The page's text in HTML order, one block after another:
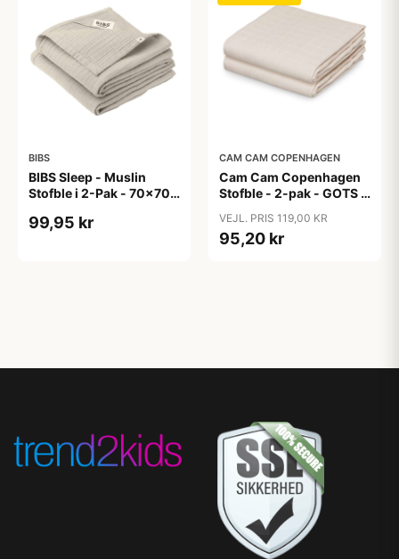
BIBS
BIBS Sleep - Muslin
Stofble i 2-Pak - 70x70
99,95 kr
CAM CAM COPENHAGEN
Cam Cam Copenhagen
Stofble - 2-pak - GOTS -
VEJL. PRIS 119,00 KR
95,20 kr